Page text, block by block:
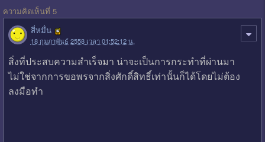
ความคิดเห็นที่ 5
สี่หมื่น
18 กุมภาพันธ์ 2558 เวลา 01:52:12 น.
สิ่งที่ประสบความสำเร็จมา น่าจะเป็นการกระทำที่ผ่านมา
ไม่ใช่จากการขอพรจากสิ่งศักดิ์สิทธิ์เท่านั้นก็ได้โดยไม่ต้อง
ลงมือทำ